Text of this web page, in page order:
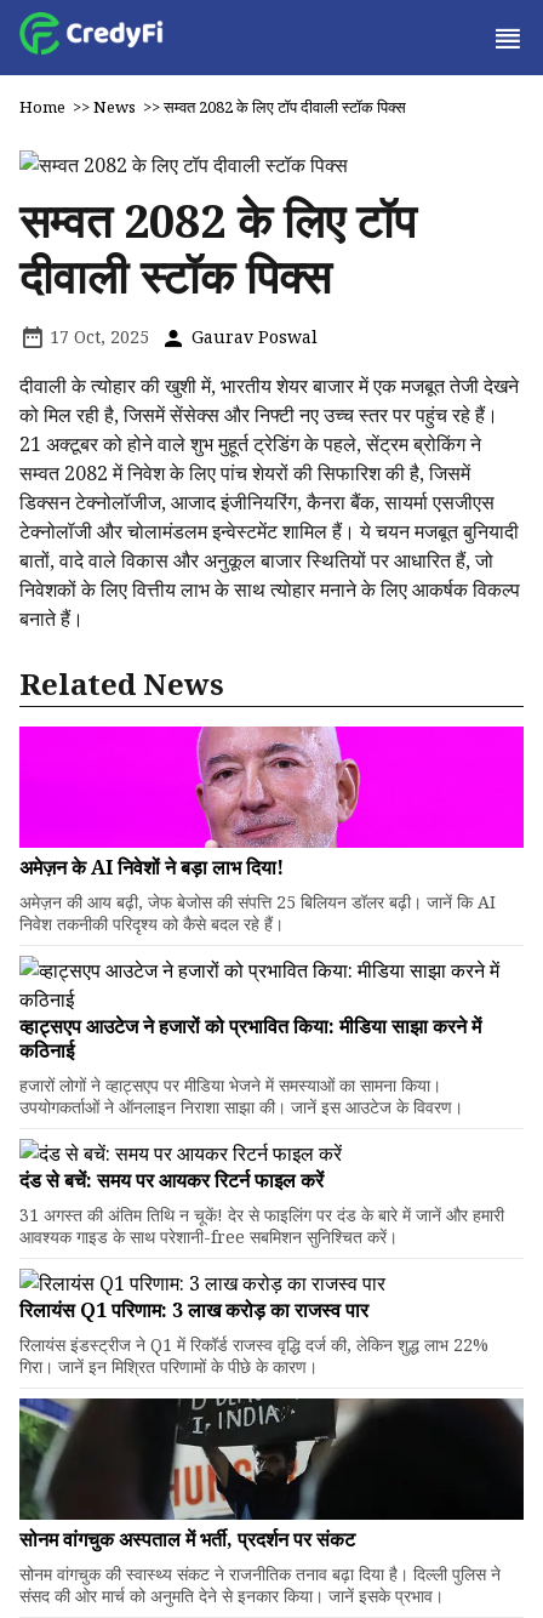
Home >>News >>सम्वत 2082 के लिए टॉप दीवाली स्टॉक पिक्स
सम्वत 2082 के लिए टॉप
दीवाली स्टॉक पिक्स
17 Oct, 2025 Gaurav Poswal
दीवाली के त्योहार की खुशी में, भारतीय शेयर बाजार में एक मजबूत तेजी देखने
को मिल रही है, जिसमें सेंसेक्स और निफ्टी नए उच्च स्तर पर पहुंच रहे हैं।
21 अक्टूबर को होने वाले शुभ मुहूर्त ट्रेडिंग के पहले, सेंट्रम ब्रोकिंग ने
सम्वत 2082 में निवेश के लिए पांच शेयरों की सिफारिश की है, जिसमें
डिक्सन टेक्नोलॉजीज, आजाद इंजीनियरिंग, कैनरा बैंक, सायर्मा एसजीएस
टेक्नोलॉजी और चोलामंडलम इन्वेस्टमेंट शामिल हैं। ये चयन मजबूत बुनियादी
बातों, वादे वाले विकास और अनुकूल बाजार स्थितियों पर आधारित हैं, जो
निवेशकों के लिए वित्तीय लाभ के साथ त्योहार मनाने के लिए आकर्षक विकल्प
बनाते हैं।
Related News
अमेज़न के AI निवेशों ने बड़ा लाभ दिया!
अमेज़न की आय बढ़ी, जेफ बेजोस की संपत्ति 25 बिलियन डॉलर बढ़ी। जानें कि AI
निवेश तकनीकी परिदृश्य को कैसे बदल रहे हैं।
व्हाट्सएप आउटेज ने हजारों को प्रभावित किया: मीडिया साझा करने में
कठिनाई
हजारों लोगों ने व्हाट्सएप पर मीडिया भेजने में समस्याओं का सामना किया।
उपयोगकर्ताओं ने ऑनलाइन निराशा साझा की। जानें इस आउटेज के विवरण।
दंड से बचें: समय पर आयकर रिटर्न फाइल करें
31 अगस्त की अंतिम तिथि न चूकें! देर से फाइलिंग पर दंड के बारे में जानें और हमारी
आवश्यक गाइड के साथ परेशानी-free सबमिशन सुनिश्चित करें।
रिलायंस Q1 परिणाम: ₹3 लाख करोड़ का राजस्व पार
रिलायंस इंडस्ट्रीज ने Q1 में रिकॉर्ड राजस्व वृद्धि दर्ज की, लेकिन शुद्ध लाभ 22%
गिरा। जानें इन मिश्रित परिणामों के पीछे के कारण।
सोनम वांगचुक अस्पताल में भर्ती, प्रदर्शन पर संकट
सोनम वांगचुक की स्वास्थ्य संकट ने राजनीतिक तनाव बढ़ा दिया है। दिल्ली पुलिस ने
संसद की ओर मार्च को अनुमति देने से इनकार किया। जानें इसके प्रभाव।